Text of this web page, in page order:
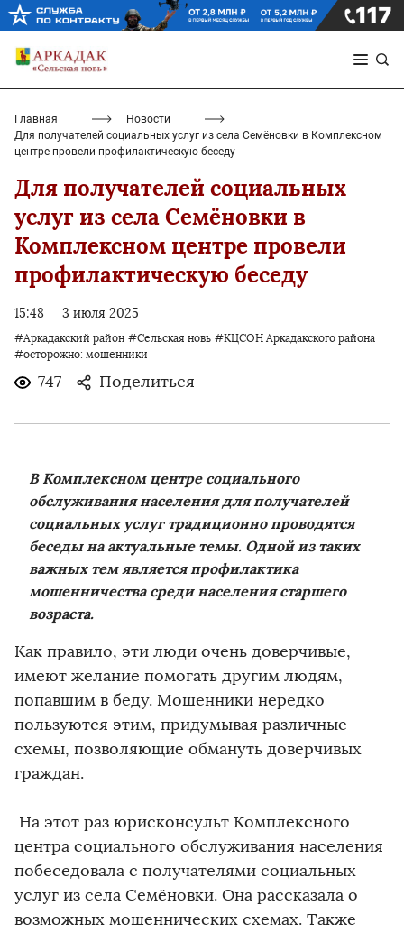
Главная
Новости
Для получателей социальных услуг из села Семёновки в Комплексном
центре провели профилактическую беседу
Для получателей социальных
услуг из села Семёновки в
Комплексном центре провели
профилактическую беседу
15:48 3 июля 2025
#Аркадакский район #Сельская новь #КЦСОН Аркадакского района
#осторожно: мошенники
747 Поделиться
В Комплексном центре социального
обслуживания населения для получателей
социальных услуг традиционно проводятся
беседы на актуальные темы. Одной из таких
важных тем является профилактика
мошенничества среди населения старшего
возраста.
Как правило, эти люди очень доверчивые,
имеют желание помогать другим людям,
попавшим в беду. Мошенники нередко
пользуются этим, придумывая различные
схемы, позволяющие обмануть доверчивых
граждан.
На этот раз юрисконсульт Комплексного
центра социального обслуживания населения
побеседовала с получателями социальных
услуг из села Семёновки. Она рассказала о
возможных мошеннических схемах. Также